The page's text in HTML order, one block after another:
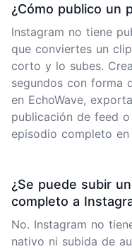
¿Cómo publico un
Instagram no tiene
que conviertes un
corto y lo subes.
segundos con forma
en EchoWave,
publicación de feed
episodio completo
¿Se puede subir
completo a
No. Instagram no
nativo ni subida de